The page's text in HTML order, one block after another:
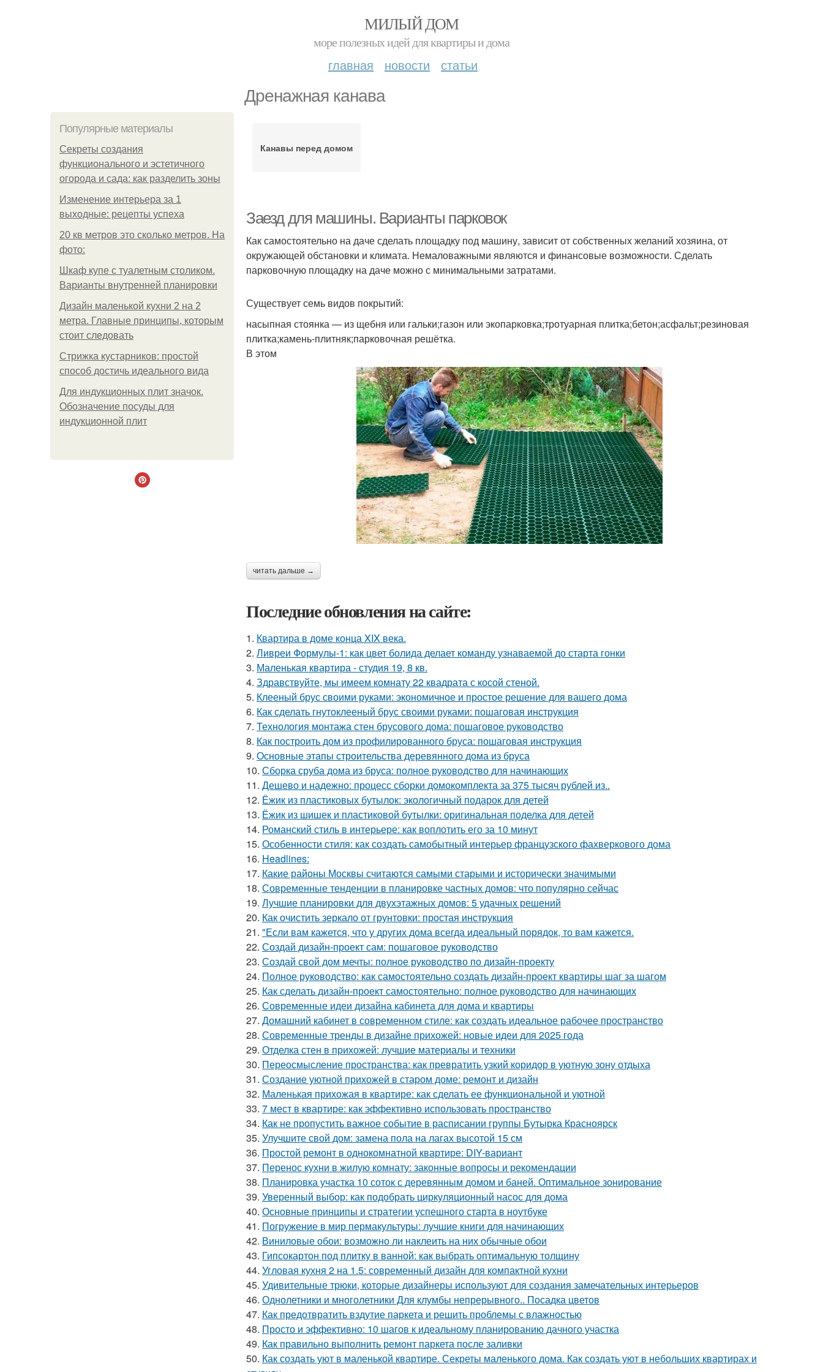
МИЛЫЙ ДОМ
море полезных идей для квартиры и дома
главная новости статьи
Дренажная канава
Популярные материалы
Секреты создания
функционального и эстетичного
огорода и сада: как разделить зоны
Изменение интерьера за 1
выходные: рецепты успеха
20 кв метров это сколько метров. На
фото:
Шкаф купе с туалетным столиком.
Варианты внутренней планировки
Дизайн маленькой кухни 2 на 2
метра. Главные принципы, которым
стоит следовать
Стрижка кустарников: простой
способ достичь идеального вида
Для индукционных плит значок.
Обозначение посуды для
индукционной плит
Канавы перед домом
Заезд для машины. Варианты парковок
Как самостоятельно на даче сделать площадку под машину, зависит от собственных желаний хозяина, от
окружающей обстановки и климата. Немаловажными являются и финансовые возможности. Сделать
парковочную площадку на даче можно с минимальными затратами.
Существует семь видов покрытий:
насыпная стоянка — из щебня или гальки;газон или экопарковка;тротуарная плитка;бетон;асфальт;резиновая
плитка;камень-плитняк;парковочная решётка.
В этом
читать дальше →
Последние обновления на сайте:
1. Квартира в доме конца XIX века.
2. Ливреи Формулы-1: как цвет болида делает команду узнаваемой до старта гонки
3. Маленькая квартира - студия 19, 8 кв.
4. Здравствуйте, мы имеем комнату 22 квадрата с косой стеной.
5. Клееный брус своими руками: экономичное и простое решение для вашего дома
6. Как сделать гнутоклееный брус своими руками: пошаговая инструкция
7. Технология монтажа стен брусового дома: пошаговое руководство
8. Как построить дом из профилированного бруса: пошаговая инструкция
9. Основные этапы строительства деревянного дома из бруса
10. Сборка сруба дома из бруса: полное руководство для начинающих
11. Дешево и надежно: процесс сборки домокомплекта за 375 тысяч рублей из..
12. Ёжик из пластиковых бутылок: экологичный подарок для детей
13. Ёжик из шишек и пластиковой бутылки: оригинальная поделка для детей
14. Романский стиль в интерьере: как воплотить его за 10 минут
15. Особенности стиля: как создать самобытный интерьер французского фахверкового дома
16. Headlines:
17. Какие районы Москвы считаются самыми старыми и исторически значимыми
18. Современные тенденции в планировке частных домов: что популярно сейчас
19. Лучшие планировки для двухэтажных домов: 5 удачных решений
20. Как очистить зеркало от грунтовки: простая инструкция
21. "Если вам кажется, что у других дома всегда идеальный порядок, то вам кажется.
22. Создай дизайн-проект сам: пошаговое руководство
23. Создай свой дом мечты: полное руководство по дизайн-проекту
24. Полное руководство: как самостоятельно создать дизайн-проект квартиры шаг за шагом
25. Как сделать дизайн-проект самостоятельно: полное руководство для начинающих
26. Современные идеи дизайна кабинета для дома и квартиры
27. Домашний кабинет в современном стиле: как создать идеальное рабочее пространство
28. Современные тренды в дизайне прихожей: новые идеи для 2025 года
29. Отделка стен в прихожей: лучшие материалы и техники
30. Переосмысление пространства: как превратить узкий коридор в уютную зону отдыха
31. Создание уютной прихожей в старом доме: ремонт и дизайн
32. Маленькая прихожая в квартире: как сделать ее функциональной и уютной
33. 7 мест в квартире: как эффективно использовать пространство
34. Как не пропустить важное событие в расписании группы Бутырка Красноярск
35. Улучшите свой дом: замена пола на лагах высотой 15 см
36. Простой ремонт в однокомнатной квартире: DIY-вариант
37. Перенос кухни в жилую комнату: законные вопросы и рекомендации
38. Планировка участка 10 соток с деревянным домом и баней. Оптимальное зонирование
39. Уверенный выбор: как подобрать циркуляционный насос для дома
40. Основные принципы и стратегии успешного старта в ноутбуке
41. Погружение в мир пермакультуры: лучшие книги для начинающих
42. Виниловые обои: возможно ли наклеить на них обычные обои
43. Гипсокартон под плитку в ванной: как выбрать оптимальную толщину
44. Угловая кухня 2 на 1.5: современный дизайн для компактной кухни
45. Удивительные трюки, которые дизайнеры используют для создания замечательных интерьеров
46. Однолетники и многолетники Для клумбы непрерывного.. Посадка цветов
47. Как предотвратить вздутие паркета и решить проблемы с влажностью
48. Просто и эффективно: 10 шагов к идеальному планированию дачного участка
49. Как правильно выполнить ремонт паркета после заливки
50. Как создать уют в маленькой квартире. Секреты маленького дома. Как создать уют в небольших квартирах и